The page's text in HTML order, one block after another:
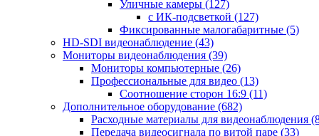
Уличные камеры (127)
с ИК-подсветкой (127)
Фиксированные малогабаритные (5)
HD-SDI видеонаблюдение (43)
Мониторы видеонаблюдения (39)
Мониторы компьютерные (26)
Профессиональные для видео (13)
Соотношение сторон 16:9 (11)
Дополнительное оборудование (682)
Расходные материалы для видеонаблюдения
Передача видеосигнала по витой паре (33)